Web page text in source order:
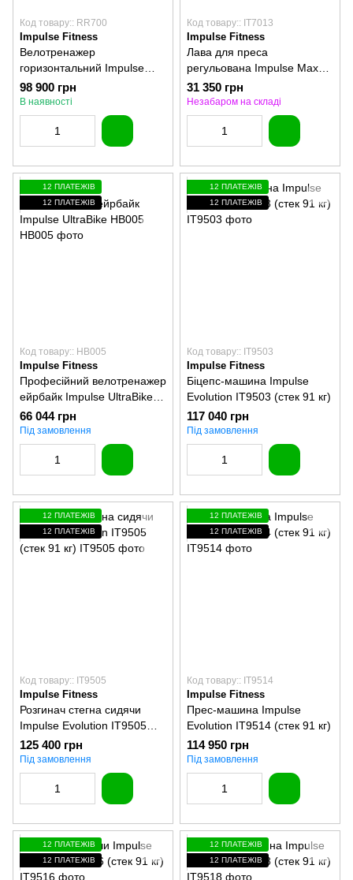
Код товару:: RR700
Impulse Fitness
Велотренажер
горизонтальний Impulse
RR700
98 900 грн
В наявності
Код товару:: IT7013
Impulse Fitness
Лава для преса
регульована Impulse Max
IT7013
31 350 грн
Незабаром на складі
12 ПЛАТЕЖІВ
12 ПЛАТЕЖІВ
Код товару:: HB005
Impulse Fitness
Професійний велотренажер
ейрбайк Impulse UltraBike
HB005
66 044 грн
Під замовлення
12 ПЛАТЕЖІВ
12 ПЛАТЕЖІВ
Код товару:: IT9503
Impulse Fitness
Біцепс-машина Impulse
Evolution IT9503 (стек 91 кг)
117 040 грн
Під замовлення
12 ПЛАТЕЖІВ
12 ПЛАТЕЖІВ
Код товару:: IT9505
Impulse Fitness
Розгинач стегна сидячи
Impulse Evolution IT9505
(стек 91 кг)
125 400 грн
Під замовлення
12 ПЛАТЕЖІВ
12 ПЛАТЕЖІВ
Код товару:: IT9514
Impulse Fitness
Прес-машина Impulse
Evolution IT9514 (стек 91 кг)
114 950 грн
Під замовлення
12 ПЛАТЕЖІВ
12 ПЛАТЕЖІВ
12 ПЛАТЕЖІВ
12 ПЛАТЕЖІВ